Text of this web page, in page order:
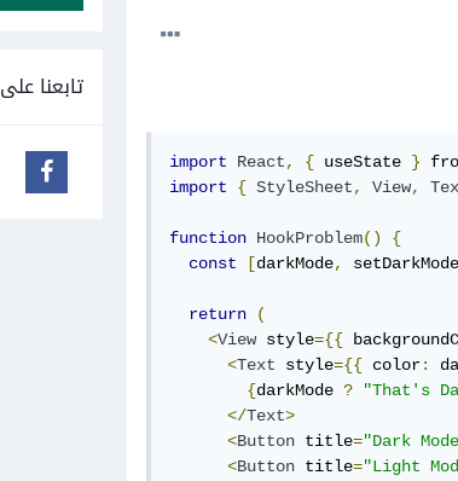
import React, { useState }
import
{ StyleSheet, View,
function HookProblem()
{
const
[darkMode, setDarkMode
return
(
<View style={{
<Text style={{ color:
{darkMode ? "That's
</Text>
<Button title="Dark
<Button title="Light
تابعنا على